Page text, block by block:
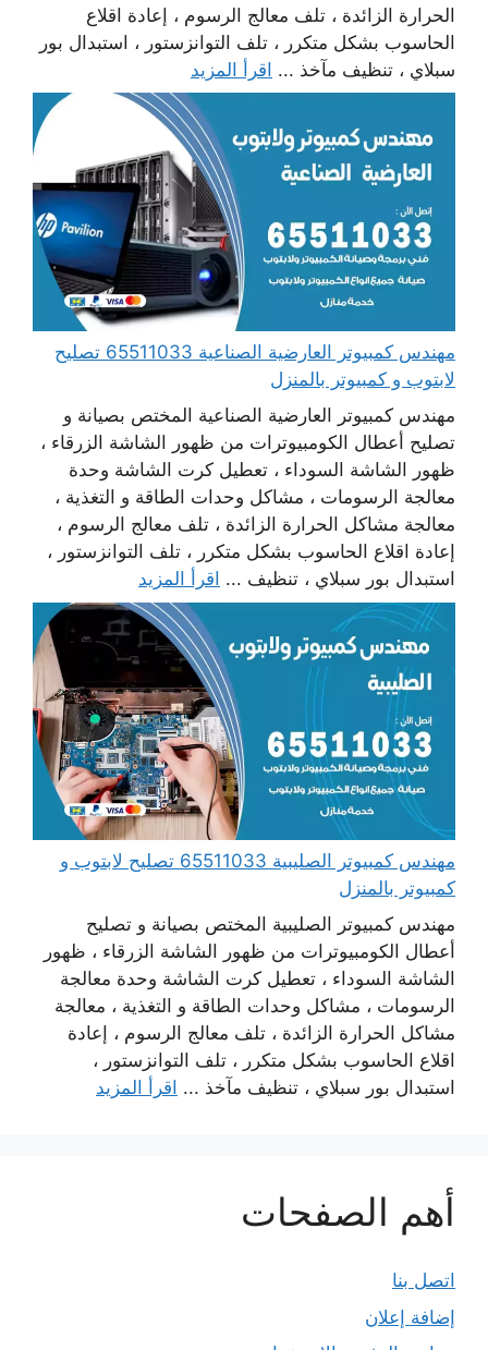
الحرارة الزائدة ، تلف معالج الرسوم ، إعادة اقلاع
الحاسوب بشكل متكرر ، تلف التوانزستور ، استبدال بور
سبلاي ، تنظيف مآخذ ... اقرأ المزيد
مهندس كمبيوتر العارضية الصناعية 65511033 تصليح
لابتوب و كمبيوتر بالمنزل
مهندس كمبيوتر العارضية الصناعية المختص بصيانة و
تصليح أعطال الكومبيوترات من ظهور الشاشة الزرقاء ،
ظهور الشاشة السوداء ، تعطيل كرت الشاشة وحدة
معالجة الرسومات ، مشاكل وحدات الطاقة و التغذية ،
معالجة مشاكل الحرارة الزائدة ، تلف معالج الرسوم ،
إعادة اقلاع الحاسوب بشكل متكرر ، تلف التوانزستور ،
استبدال بور سبلاي ، تنظيف ... اقرأ المزيد
مهندس كمبيوتر الصليبية 65511033 تصليح لابتوب و
كمبيوتر بالمنزل
مهندس كمبيوتر الصليبية المختص بصيانة و تصليح
أعطال الكومبيوترات من ظهور الشاشة الزرقاء ، ظهور
الشاشة السوداء ، تعطيل كرت الشاشة وحدة معالجة
الرسومات ، مشاكل وحدات الطاقة و التغذية ، معالجة
مشاكل الحرارة الزائدة ، تلف معالج الرسوم ، إعادة
اقلاع الحاسوب بشكل متكرر ، تلف التوانزستور ،
استبدال بور سبلاي ، تنظيف مآخذ ... اقرأ المزيد
أهم الصفحات
اتصل بنا
إضافة إعلان